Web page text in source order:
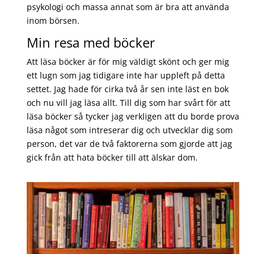
psykologi och massa annat som är bra att använda
inom börsen.
Min resa med böcker
Att läsa böcker är för mig väldigt skönt och ger mig
ett lugn som jag tidigare inte har uppleft på detta
settet. Jag hade för cirka två år sen inte läst en bok
och nu vill jag läsa allt. Till dig som har svårt för att
läsa böcker så tycker jag verkligen att du borde prova
läsa något som intreserar dig och utvecklar dig som
person, det var de två faktorerna som gjorde att jag
gick från att hata böcker till att älskar dom.